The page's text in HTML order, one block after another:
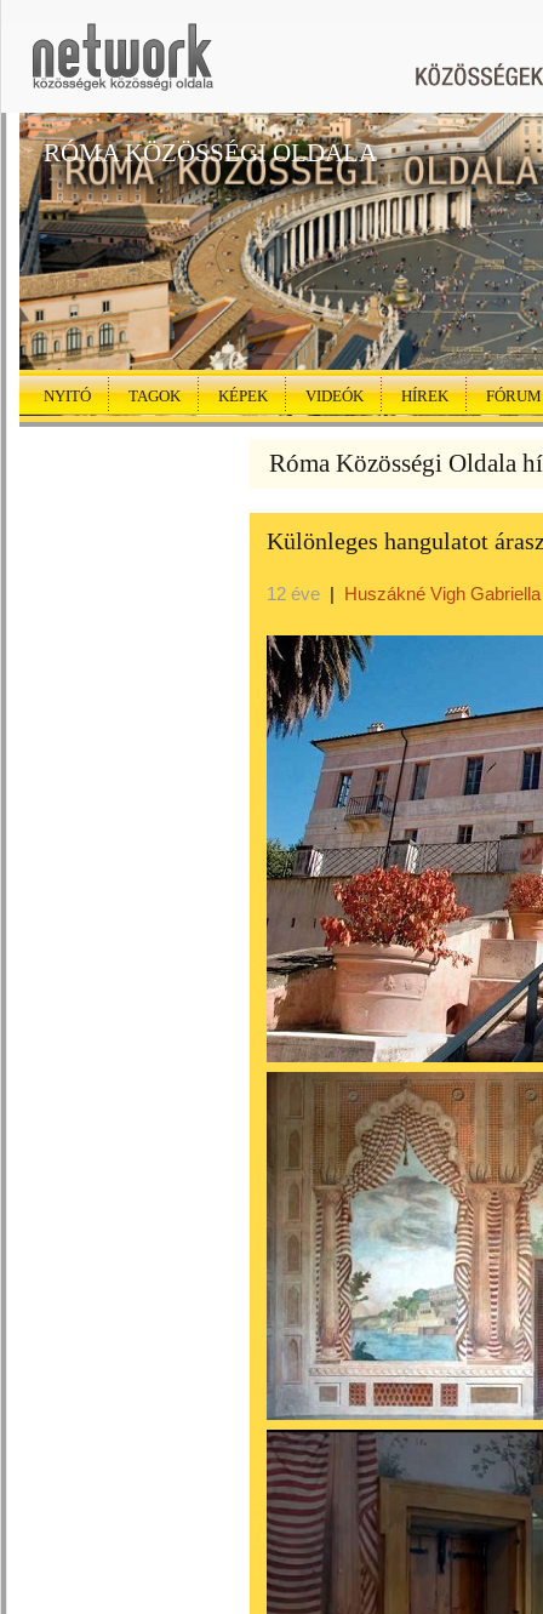
RÓMA KÖZÖSSÉGI OLDALA
NYITÓ TAGOK KÉPEK VIDEÓK HÍREK FÓRUM
Róma Közösségi Oldala
Különleges hangulatot
12 éve | Huszákné Vigh Gabriella